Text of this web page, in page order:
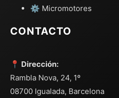
⚙️ Micromotores
CONTACTO
📍 Dirección:
Rambla Nova, 24, 1º
08700 Igualada, Barcelona